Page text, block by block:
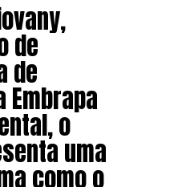
de
de
Embrapa
o
uma
como o